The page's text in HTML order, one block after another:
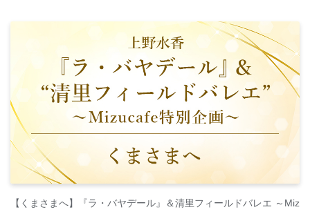
【くまさまへ】『ラ・バヤデール』＆清里フィールドバレエ ～Miz